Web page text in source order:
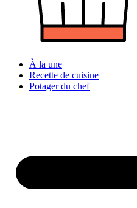
À la une
Recette de cuisine
Potager du chef